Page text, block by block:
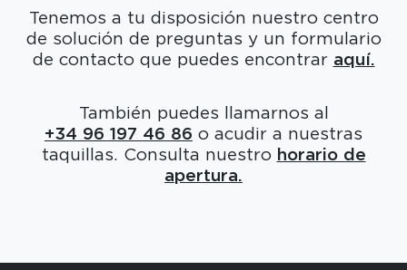
Tenemos a tu disposición nuestro centro
de solución de preguntas y un formulario
de contacto que puedes encontrar aquí.
También puedes llamarnos al
+34 96 197 46 86 o acudir a nuestras
taquillas. Consulta nuestro horario de
apertura.